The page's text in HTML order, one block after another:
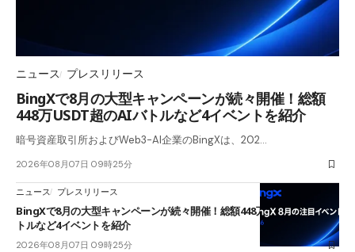
ニュース プレスリリース
BingXで8月の大型キャンペーンが続々開催！総額
448万USDT超のAIバトルなど4イベントを紹介
暗号資産取引所およびWeb3-AI企業のBingXは、202…
2026年08月07日 09時25分
ニュース プレスリリース
BingXで8月の大型キャンペーンが続々開催！総額448万USDT超のAIバ
トルなど4イベントを紹介
2026年08月07日 09時25分